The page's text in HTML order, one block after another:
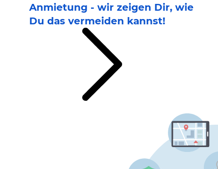
Anmietung - wir zeigen Dir, wie
Du das vermeiden kannst!